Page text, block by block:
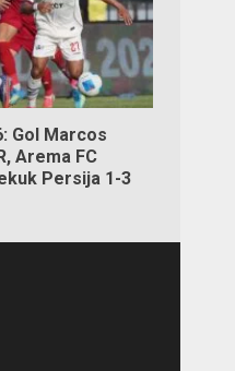
Gol Marcos
Arema FC
Persija 1-3